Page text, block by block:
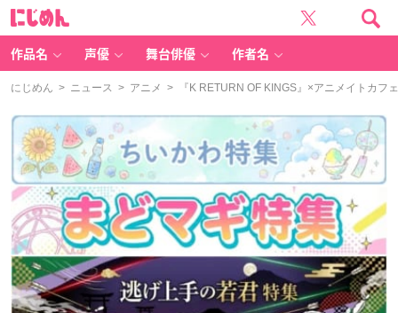
作品名 声優 舞台俳優 作者名
にじめん > ニュース > アニメ > 『K RETURN OF KINGS』×アニメイトカフ